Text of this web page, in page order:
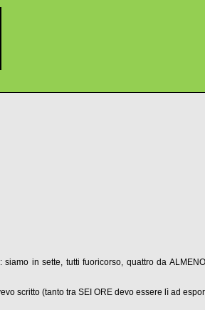
in sette, tutti fuoricorso, quattro da
scritto (tanto tra SEI ORE devo essere lì ad